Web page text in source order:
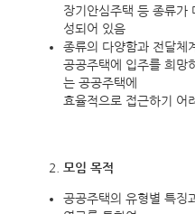
장기안심주택 등 종류가
성되어 있음
종류의 다양함과 전달체
공공주택에 입주를 희망
는 공공주택에
효율적으로 접근하기 어
모임 목적
공공주택의 유형별 특징